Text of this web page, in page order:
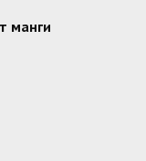
манги